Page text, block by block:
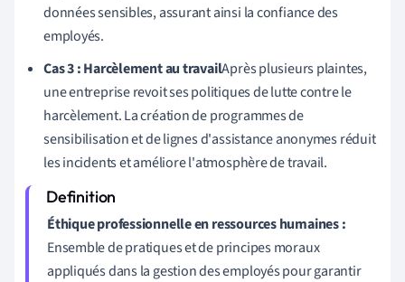
données sensibles, assurant ainsi la confiance des
employés.
Cas 3 : Harcèlement au travailAprès plusieurs plaintes,
une entreprise revoit ses politiques de lutte contre le
harcèlement. La création de programmes de
sensibilisation et de lignes d'assistance anonymes réduit
les incidents et améliore l'atmosphère de travail.
Éthique professionnelle en ressources humaines :
Ensemble de pratiques et de principes moraux
appliqués dans la gestion des employés pour garantir